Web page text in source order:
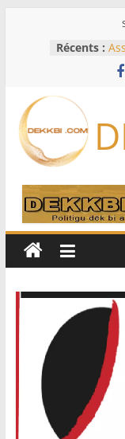
Récents :
du